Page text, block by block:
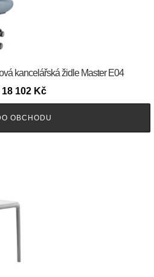
kancelářská židle Master E04
18 102 Kč
OBCHODU